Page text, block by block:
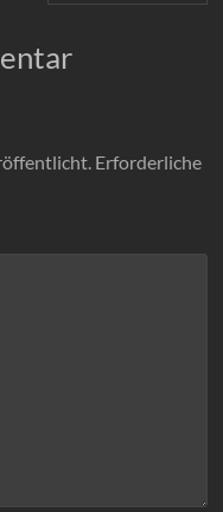
Erforderliche